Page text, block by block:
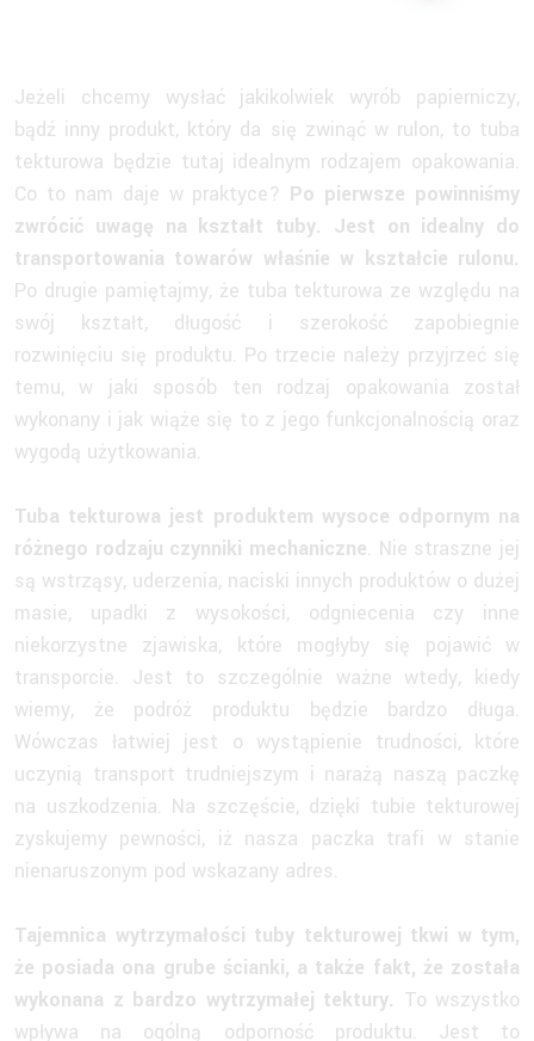
Jeżeli chcemy wysłać jakikolwiek wyrób papierniczy,
bądź inny produkt, który da się zwinąć w rulon, to tuba
tekturowa będzie tutaj idealnym rodzajem opakowania.
Co to nam daje w praktyce? Po pierwsze powinniśmy
zwrócić uwagę na kształt tuby. Jest on idealny do
transportowania towarów właśnie w kształcie rulonu.
Po drugie pamiętajmy, że tuba tekturowa ze względu na
swój kształt, długość i szerokość zapobiegnie
rozwinięciu się produktu. Po trzecie należy przyjrzeć się
temu, w jaki sposób ten rodzaj opakowania został
wykonany i jak wiąże się to z jego funkcjonalnością oraz
wygodą użytkowania.
Tuba tekturowa jest produktem wysoce odpornym na
różnego rodzaju czynniki mechaniczne. Nie straszne jej
są wstrząsy, uderzenia, naciski innych produktów o dużej
masie, upadki z wysokości, odgniecenia czy inne
niekorzystne zjawiska, które mogłyby się pojawić w
transporcie. Jest to szczególnie ważne wtedy, kiedy
wiemy, że podróż produktu będzie bardzo długa.
Wówczas łatwiej jest o wystąpienie trudności, które
uczynią transport trudniejszym i narażą naszą paczkę
na uszkodzenia. Na szczęście, dzięki tubie tekturowej
zyskujemy pewności, iż nasza paczka trafi w stanie
nienaruszonym pod wskazany adres.
Tajemnica wytrzymałości tuby tekturowej tkwi w tym,
że posiada ona grube ścianki, a także fakt, że została
wykonana z bardzo wytrzymałej tektury. To wszystko
wpływa na ogólną odporność produktu. Jest to